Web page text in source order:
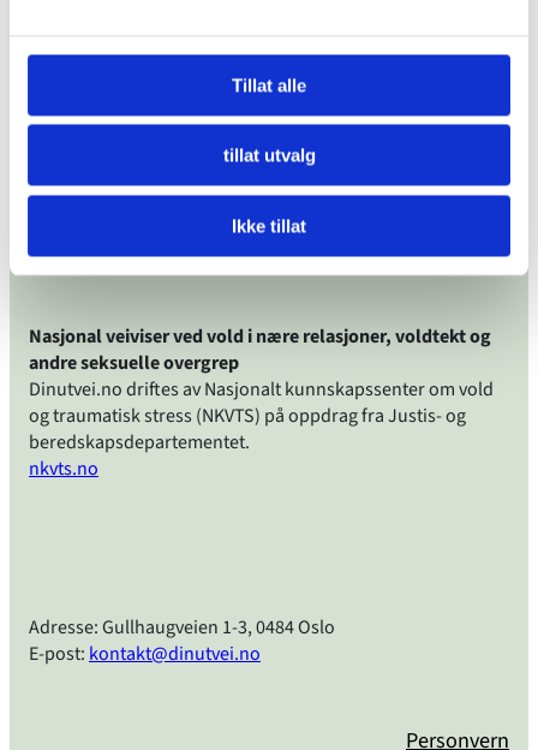
Tillat alle
tillat utvalg
Ikke tillat
psykisk vold
Har funnet ut at jeg driver med psykisk
Nasjonal veiviser ved vold i nære relasjoner, voldtekt og
andre seksuelle overgrep
Dinutvei.no driftes av Nasjonalt kunnskapssenter om vold
og traumatisk stress (NKVTS) på oppdrag fra Justis- og
beredskapsdepartementet.
nkvts.no
Adresse: Gullhaugveien 1-3, 0484 Oslo
E-post: kontakt@dinutvei.no
Personvern